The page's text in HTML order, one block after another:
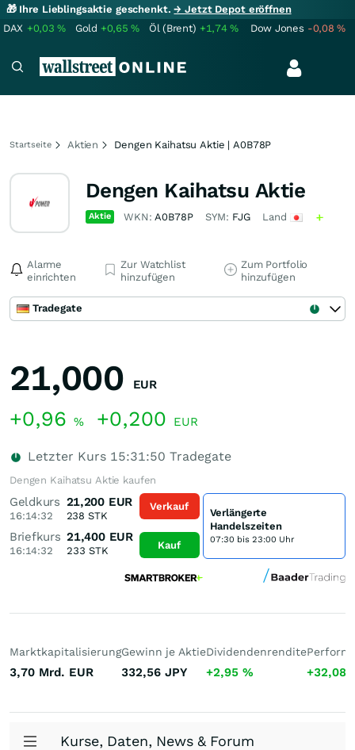
🎁 Ihre Lieblingsaktie geschenkt.→ Jetzt Depot eröffnen
DAX +0,03% Gold +0,65% Öl (Brent) +1,74% Dow Jones -0,08%
Startseite Aktien Dengen Kaihatsu Aktie | A0B78P
Dengen Kaihatsu Aktie
Aktie WKN:A0B78P SYM: FJG Land
Alarme
einrichten
Zur Watchlist
hinzufügen
Zum Portfolio
hinzufügen
Tradegate
21,000 EUR
+0,96 % +0,200 EUR
Letzter Kurs 15:31:50 Tradegate
Dengen Kaihatsu Aktie kaufen
Geldkurs
16:14:32
21,200 EUR
238 STK
Briefkurs
16:14:32
21,400 EUR
233 STK
Verkauf
Kauf
Verlängerte
Handelszeiten
07:30 bis 23:00 Uhr
Marktkapitalisierung
3,70 Mrd. EUR
Gewinn je Aktie
332,56 JPY
Dividendenrendite
+2,95 % +32,08
Kurse, Daten, News & Forum